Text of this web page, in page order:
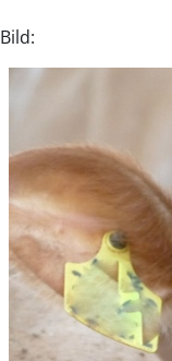
Bild: